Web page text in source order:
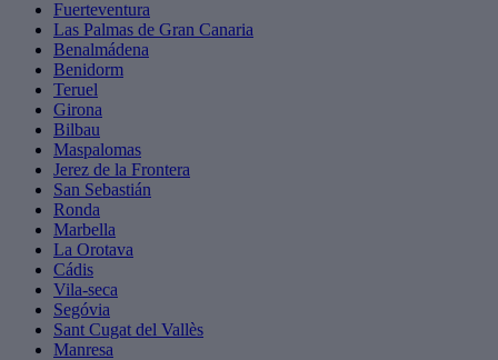
Fuerteventura
Las Palmas de Gran Canaria
Benalmádena
Benidorm
Teruel
Girona
Bilbau
Maspalomas
Jerez de la Frontera
San Sebastián
Ronda
Marbella
La Orotava
Cádis
Vila-seca
Segóvia
Sant Cugat del Vallès
Manresa